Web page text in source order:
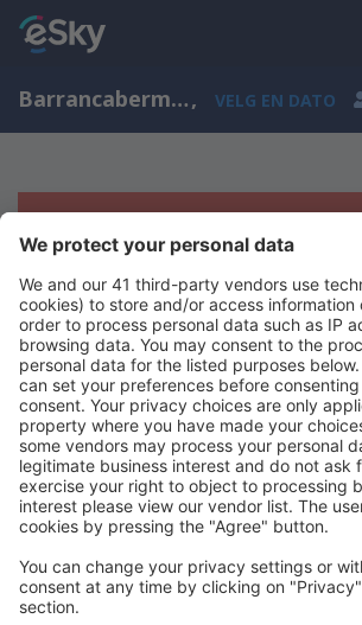
Barrancabermeja, Yariguíes, Santander, Colombia (EJA), VELG EN DATO
Beklager, søket ga ingen
Prøv å søk etter andre kriterier
Copyright © eSkyTravel.no. Alle rettigheter